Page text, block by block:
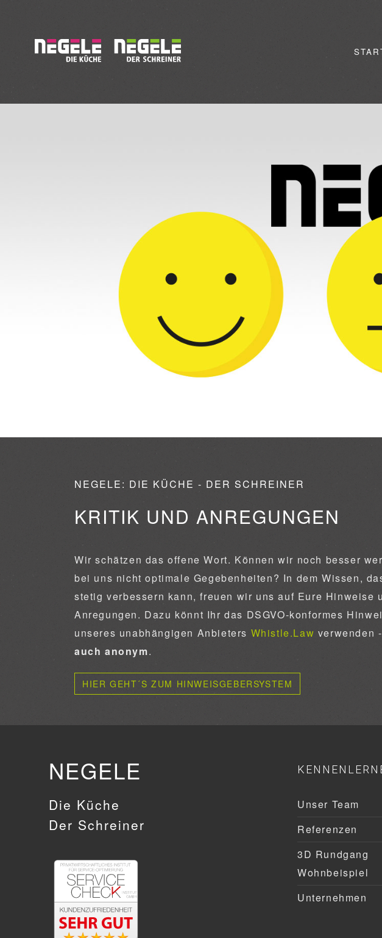
NEGELE: DIE KÜCHE - DER SCHREINER
KRITIK UND ANREGUNGEN
Wir schätzen das offene Wort. Können wir noch besser
bei uns nicht optimale Gegebenheiten? In dem Wissen,
stetig verbessern kann, freuen wir uns auf Eure Hinweise
Anregungen. Dazu könnt Ihr das DSGVO-konformes
unseres unabhängigen Anbieters Whistle.Law verwenden
auch anonym.
HIER GEHT´S ZUM HINWEISGEBERSYSTEM
NEGELE
Die Küche
Der Schreiner
Unser Team
Referenzen
3D Rundgang
Wohnbeispiel
Unternehmen